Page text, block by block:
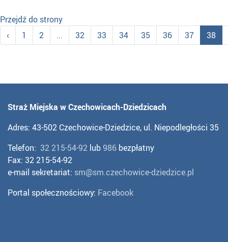
Przejdź do strony
‹
1 2 ... 32 33 34 35 36 37 38
Straż Miejska w Czechowicach-Dziedzicach
Adres: 43-502 Czechowice-Dziedzice, ul. Niepodległości 35
Telefon: 32 215-54-92 lub986 bezpłatny
Fax: 32 215-54-92
e-mail sekretariat: sm@sm.czechowice-dziedzice.pl
Portal społecznościowy: Facebook